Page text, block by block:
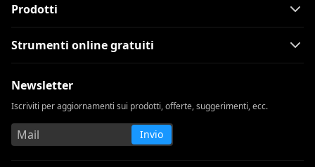
Prodotti
Strumenti online gratuiti
Newsletter
Iscriviti per aggiornamenti sui prodotti, offerte, suggerimenti, ecc.
Invio